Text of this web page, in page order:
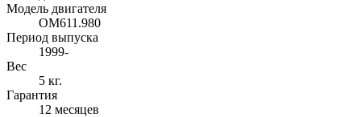
Модель двигателя
OM611.980
Период выпуска
1999-
Вес
5 кг.
Гарантия
12 месяцев